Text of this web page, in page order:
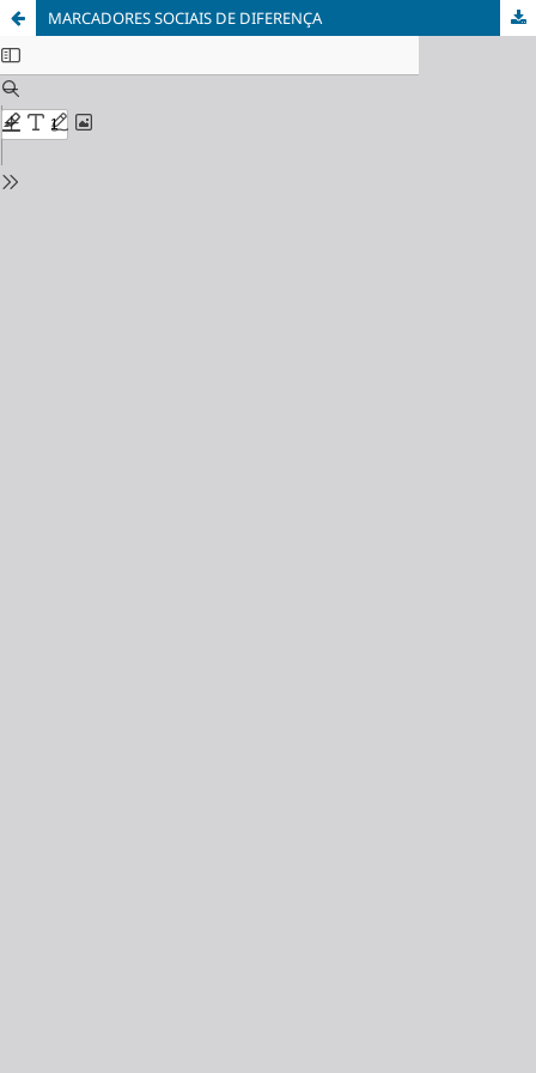
MARCADORES SOCIAIS DE DIFERENÇA